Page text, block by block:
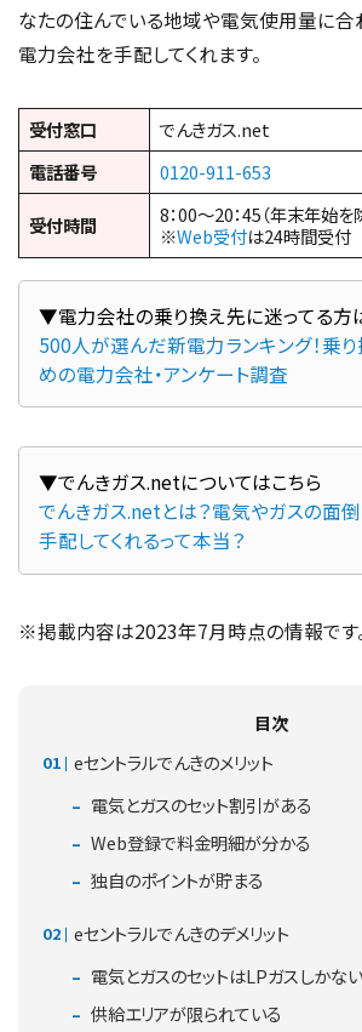
なたの住んでいる地域や電気使用量に合
電力会社を手配してくれます。
受付窓口
でんきガス.net
電話番号
0120-911-653
受付時間
8：00～20：45（年末年始を除
※Web受付は24時間受付
500人が選んだ新電力ランキング！乗
めの電力会社・アンケート調査
でんきガス.netとは？電気やガスの面
手配してくれるって本当？
※掲載内容は2023年7月時点の情報です
目次
eセントラルでんきのメリット
電気とガスのセット割引がある
Web登録で料金明細が分かる
独自のポイントが貯まる
eセントラルでんきのデメリット
電気とガスのセットはLPガスしかない
供給エリアが限られている